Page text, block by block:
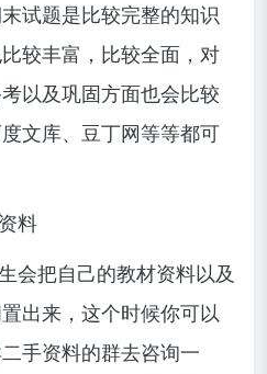
试题是比较完整的知识
较丰富，比较全面，对
以及巩固方面也会比较
文库、豆丁网等等都可
料
会把自己的教材资料以及
出来，这个时候你可以
手资料的群去咨询一